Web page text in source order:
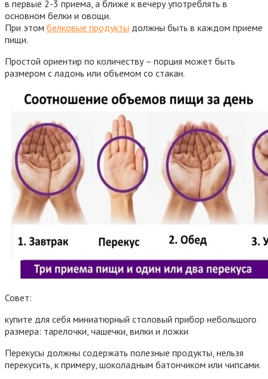
в первые 2-3 приема, а ближе к вечеру употреблять в
основном белки и овощи.
При этом белковые продукты должны быть в каждом приеме
пищи.
Простой ориентир по количеству – порция может быть
размером с ладонь или объемом со стакан.
Совет:
купите для себя миниатюрный столовый прибор небольшого
размера: тарелочки, чашечки, вилки и ложки
Перекусы должны содержать полезные продукты, нельзя
перекусить, к примеру, шоколадным батончиком или чипсами.